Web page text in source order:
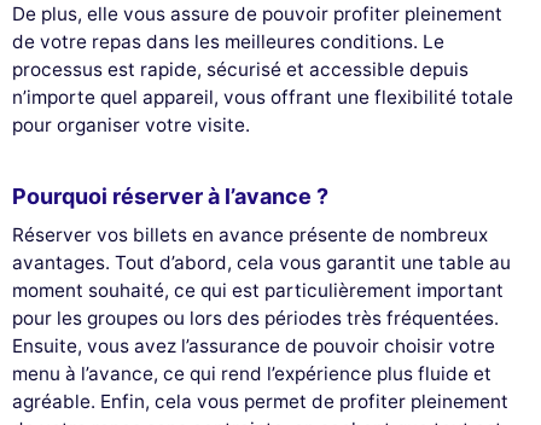
De plus, elle vous assure de pouvoir profiter pleinement
de votre repas dans les meilleures conditions. Le
processus est rapide, sécurisé et accessible depuis
n’importe quel appareil, vous offrant une flexibilité totale
pour organiser votre visite.
Pourquoi réserver à l’avance ?
Réserver vos billets en avance présente de nombreux
avantages. Tout d’abord, cela vous garantit une table au
moment souhaité, ce qui est particulièrement important
pour les groupes ou lors des périodes très fréquentées.
Ensuite, vous avez l’assurance de pouvoir choisir votre
menu à l’avance, ce qui rend l’expérience plus fluide et
agréable. Enfin, cela vous permet de profiter pleinement